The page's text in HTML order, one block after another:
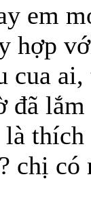
em
hợp
cua
đã
thích
chị có